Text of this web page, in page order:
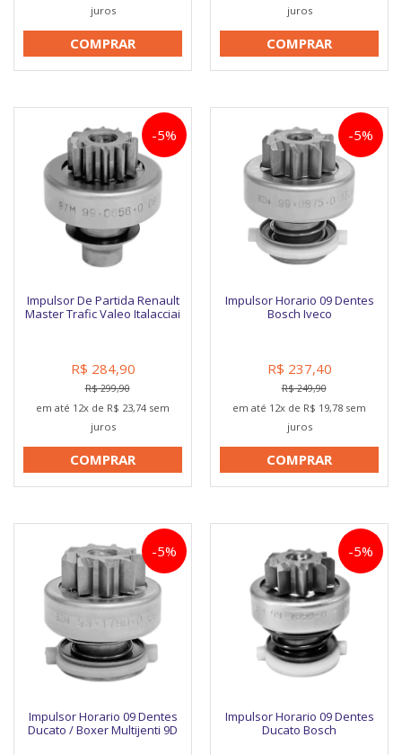
juros
COMPRAR
juros
COMPRAR
Impulsor De Partida Renault
Master Trafic Valeo Italacciai
-5%
R$ 284,90
R$ 299,90
em até 12x de R$ 23,74 sem
juros
COMPRAR
Impulsor Horario 09 Dentes
Bosch Iveco
-5%
R$ 237,40
R$ 249,90
em até 12x de R$ 19,78 sem
juros
COMPRAR
Impulsor Horario 09 Dentes
Ducato / Boxer Multijenti 9D
-5%
Impulsor Horario 09 Dentes
Ducato Bosch
-5%